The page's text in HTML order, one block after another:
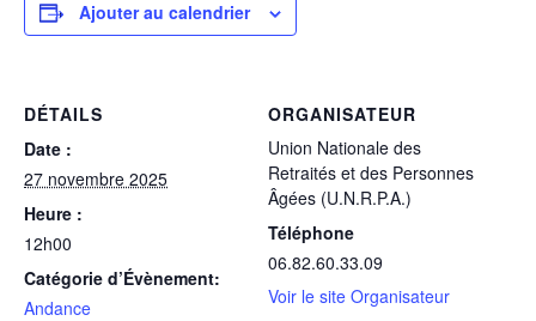
Ajouter au calendrier
DÉTAILS
Date :
27 novembre 2025
Heure :
12h00
Catégorie d’Évènement:
Andance
ORGANISATEUR
Union Nationale des
Retraités et des Personnes
Âgées (U.N.R.P.A.)
Téléphone
06.82.60.33.09
Voir le site Organisateur